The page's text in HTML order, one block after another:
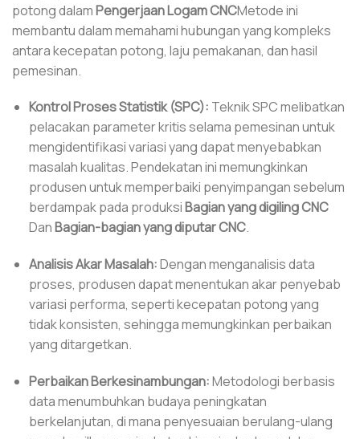
potong dalamPengerjaan Logam CNCMetode ini
membantu dalam memahami hubungan yang kompleks
antara kecepatan potong, laju pemakanan, dan hasil
pemesinan.
Kontrol Proses Statistik (SPC): Teknik SPC melibatkan
pelacakan parameter kritis selama pemesinan untuk
mengidentifikasi variasi yang dapat menyebabkan
masalah kualitas. Pendekatan ini memungkinkan
produsen untuk memperbaiki penyimpangan sebelum
berdampak pada produksiBagian yang digiling CNC
DanBagian-bagian yang diputar CNC.
Analisis Akar Masalah:Dengan menganalisis data
proses, produsen dapat menentukan akar penyebab
variasi performa, seperti kecepatan potong yang
tidak konsisten, sehingga memungkinkan perbaikan
yang ditargetkan.
Perbaikan Berkesinambungan:Metodologi berbasis
data menumbuhkan budaya peningkatan
berkelanjutan, di mana penyesuaian berulang-ulang